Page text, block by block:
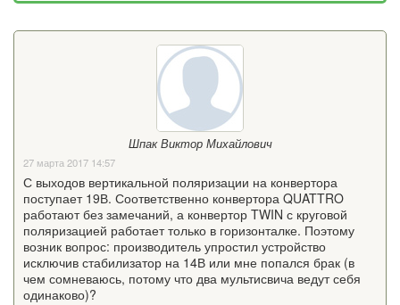
Шпак Виктор Михайлович
27 марта 2017 14:57
С выходов вертикальной поляризации на конвертора
поступает 19В. Соответственно конвертора QUATTRO
работают без замечаний, а конвертор TWIN с круговой
поляризацией работает только в горизонталке. Поэтому
возник вопрос: производитель упростил устройство
исключив стабилизатор на 14В или мне попался брак (в
чем сомневаюсь, потому что два мультисвича ведут себя
одинаково)?